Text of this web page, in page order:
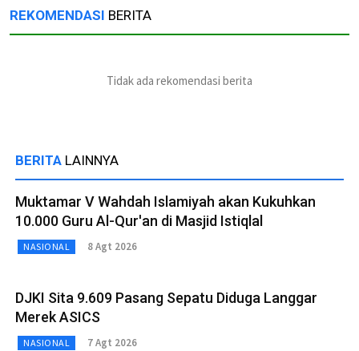
REKOMENDASI BERITA
Tidak ada rekomendasi berita
BERITA LAINNYA
Muktamar V Wahdah Islamiyah akan Kukuhkan
10.000 Guru Al-Qur'an di Masjid Istiqlal
NASIONAL 8 Agt 2026
DJKI Sita 9.609 Pasang Sepatu Diduga Langgar
Merek ASICS
NASIONAL 7 Agt 2026